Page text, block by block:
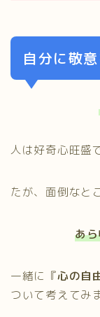
自分に敬
人は好奇心旺盛
たが、面倒なと
あ
一緒に『心の自
ついて考えてみ